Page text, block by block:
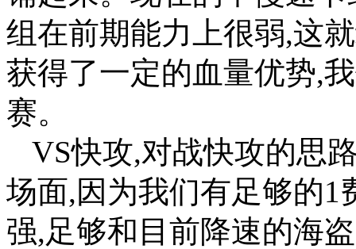
组在前期能力上很弱,这
获得了一定的血量优势,
赛。
VS快攻,对战快攻的思
场面,因为我们有足够的1
强,足够和目前降速的海